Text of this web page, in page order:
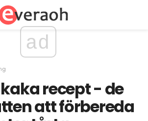
ad
recept - de
att förbereda